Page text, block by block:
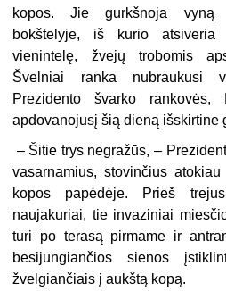
kopos. Jie gurkšnoja vyną
bokštelyje, iš kurio
vienintelę, žvejų trobomis
Švelniai ranka nubraukusi
Prezidento švarko rankovės,
apdovanojusį šią dieną išskirtine
– Šitie trys negražūs, –
vasarnamius, stovinčius
kopos papėdėje. Prieš
naujakuriai, tie invaziniai
turi po terasą pirmame ir
besijungiančios sienos
žvelgiančiais į aukštą kopą.